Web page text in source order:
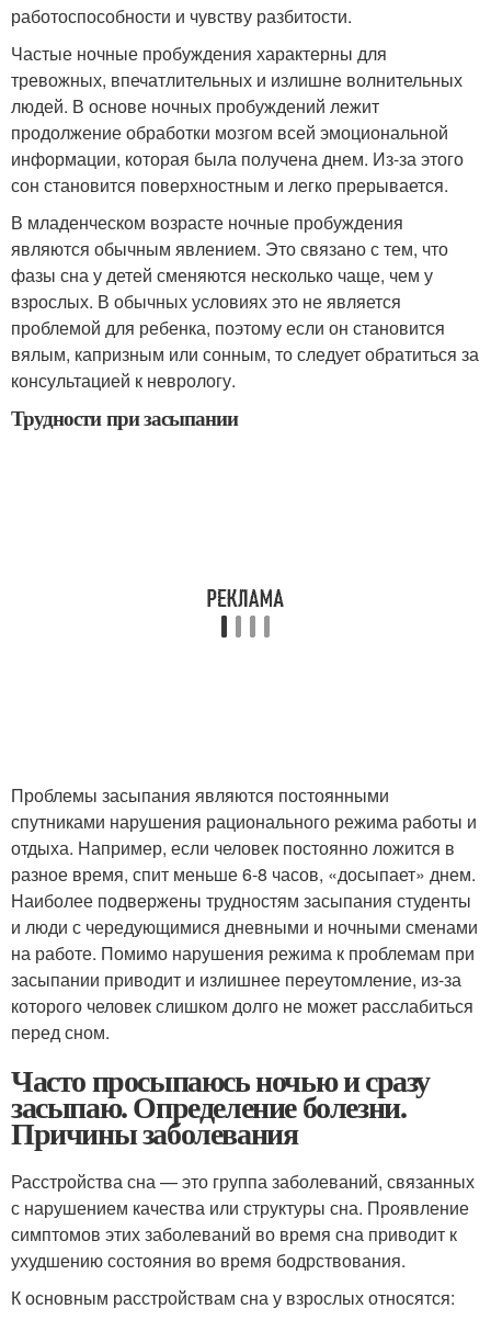
работоспособности и чувству разбитости.
Частые ночные пробуждения характерны для
тревожных, впечатлительных и излишне волнительных
людей. В основе ночных пробуждений лежит
продолжение обработки мозгом всей эмоциональной
информации, которая была получена днем. Из-за этого
сон становится поверхностным и легко прерывается.
В младенческом возрасте ночные пробуждения
являются обычным явлением. Это связано с тем, что
фазы сна у детей сменяются несколько чаще, чем у
взрослых. В обычных условиях это не является
проблемой для ребенка, поэтому если он становится
вялым, капризным или сонным, то следует обратиться за
консультацией к неврологу.
Трудности при засыпании
Проблемы засыпания являются постоянными
спутниками нарушения рационального режима работы и
отдыха. Например, если человек постоянно ложится в
разное время, спит меньше 6-8 часов, «досыпает» днем.
Наиболее подвержены трудностям засыпания студенты
и люди с чередующимися дневными и ночными сменами
на работе. Помимо нарушения режима к проблемам при
засыпании приводит и излишнее переутомление, из-за
которого человек слишком долго не может расслабиться
перед сном.
Часто просыпаюсь ночью и сразу
засыпаю. Определение болезни.
Причины заболевания
Расстройства сна — это группа заболеваний, связанных
с нарушением качества или структуры сна. Проявление
симптомов этих заболеваний во время сна приводит к
ухудшению состояния во время бодрствования.
К основным расстройствам сна у взрослых относятся: